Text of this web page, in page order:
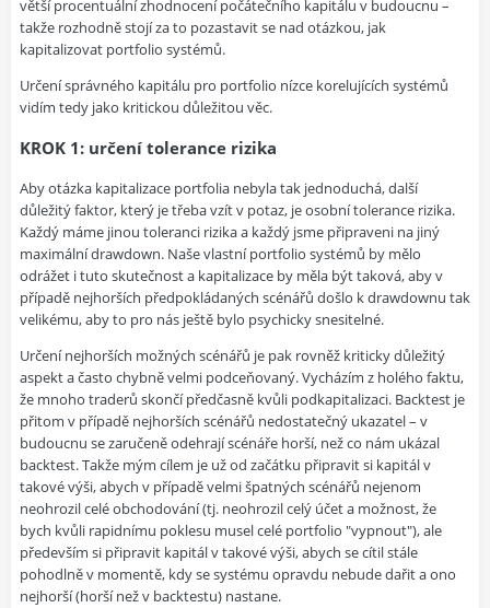
větší procentuální zhodnocení počátečního kapitálu v budoucnu –
takže rozhodně stojí za to pozastavit se nad otázkou, jak
kapitalizovat portfolio systémů.
Určení správného kapitálu pro portfolio nízce korelujících systémů
vidím tedy jako kritickou důležitou věc.
KROK 1: určení tolerance rizika
Aby otázka kapitalizace portfolia nebyla tak jednoduchá, další
důležitý faktor, který je třeba vzít v potaz, je osobní tolerance rizika.
Každý máme jinou toleranci rizika a každý jsme připraveni na jiný
maximální drawdown. Naše vlastní portfolio systémů by mělo
odrážet i tuto skutečnost a kapitalizace by měla být taková, aby v
případě nejhorších předpokládaných scénářů došlo k drawdownu tak
velikému, aby to pro nás ještě bylo psychicky snesitelné.
Určení nejhorších možných scénářů je pak rovněž kriticky důležitý
aspekt a často chybně velmi podceňovaný. Vycházím z holého faktu,
že mnoho traderů skončí předčasně kvůli podkapitalizaci. Backtest je
přitom v případě nejhorších scénářů nedostatečný ukazatel – v
budoucnu se zaručeně odehrají scénáře horší, než co nám ukázal
backtest. Takže mým cílem je už od začátku připravit si kapitál v
takové výši, abych v případě velmi špatných scénářů nejenom
neohrozil celé obchodování (tj. neohrozil celý účet a možnost, že
bych kvůli rapidnímu poklesu musel celé portfolio "vypnout"), ale
především si připravit kapitál v takové výši, abych se cítil stále
pohodlně v momentě, kdy se systému opravdu nebude dařit a ono
nejhorší (horší než v backtestu) nastane.